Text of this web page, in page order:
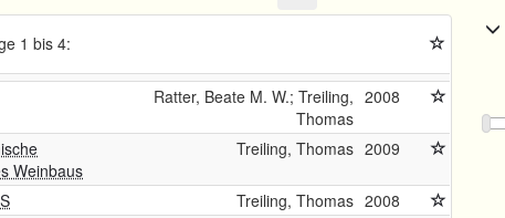
1 bis 4:
Ratter, Beate M. W.; Treiling,
Thomas
2008
Weinbaus
Treiling, Thomas 2009
Treiling, Thomas 2008